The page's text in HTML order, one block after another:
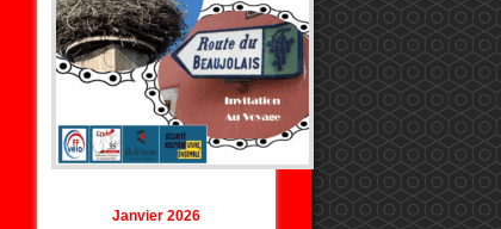
Janvier 2026